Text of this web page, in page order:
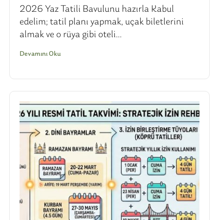
2026 Yaz Tatili Bavulunu hazırla Kabul
edelim; tatil planı yapmak, uçak biletlerini
almak ve o rüya gibi oteli...
Devamını Oku